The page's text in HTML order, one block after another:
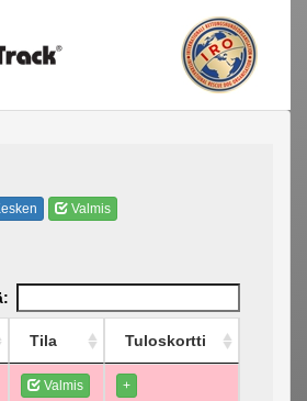
Valmis
Tila Tuloskortti
Valmis +